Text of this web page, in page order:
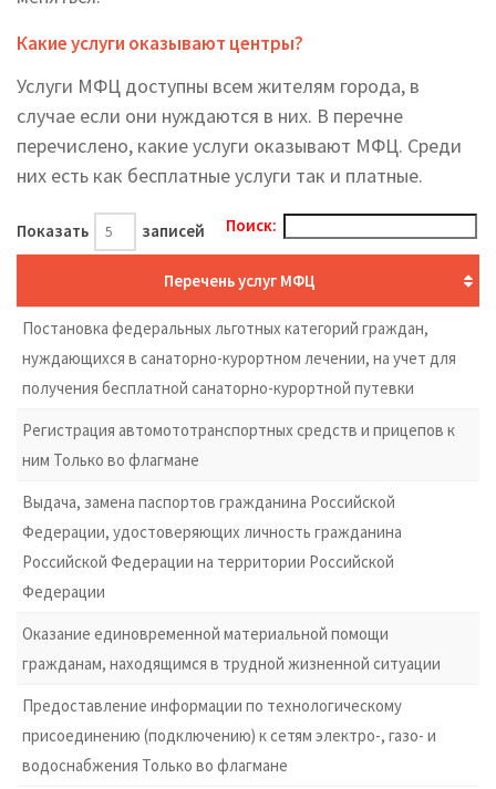
Какие услуги оказывают центры?
Услуги МФЦ доступны всем жителям города, в
случае если они нуждаются в них. В перечне
перечислено, какие услуги оказывают МФЦ. Среди
них есть как бесплатные услуги так и платные.
Показать записей Поиск:
Перечень услуг МФЦ
Постановка федеральных льготных категорий граждан,
нуждающихся в санаторно-курортном лечении, на учет для
получения бесплатной санаторно-курортной путевки
Регистрация автомототранспортных средств и прицепов к
ним Только во флагмане
Выдача, замена паспортов гражданина Российской
Федерации, удостоверяющих личность гражданина
Российской Федерации на территории Российской
Федерации
Оказание единовременной материальной помощи
гражданам, находящимся в трудной жизненной ситуации
Предоставление информации по технологическому
присоединению (подключению) к сетям электро-, газо- и
водоснабжения Только во флагмане